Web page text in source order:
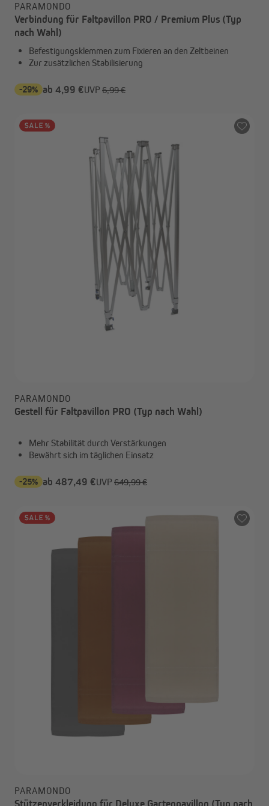
PARAMONDO
Verbindung für Faltpavillon PRO / Premium Plus (Typ
nach Wahl)
Befestigungsklemmen zum Fixieren an den Zeltbeinen
Zur zusätzlichen Stabilisierung
-29% ab 4,99 €UVP 6,99 €
PARAMONDO
Gestell für Faltpavillon PRO (Typ nach Wahl)
Mehr Stabilität durch Verstärkungen
Bewährt sich im täglichen Einsatz
-25% ab 487,49 €UVP 649,99 €
PARAMONDO
Stützenverkleidung für Deluxe Gartenpavillon (Typ nach